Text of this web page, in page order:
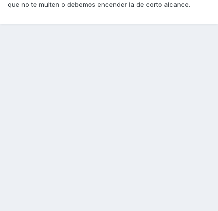
que no te multen o debemos encender la de corto alcance.